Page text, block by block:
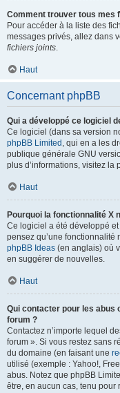
Comment trouver tous mes
Pour accéder à la liste des
messages privés, allez dans
fichiers joints.
Haut
Concernant phpBB
Qui a développé ce logiciel
Ce logiciel (dans sa version
phpBB Limited , qui en a les
publique générale GNU
plus d’informations, visitez la
Haut
Pourquoi la fonctionnalité X
Ce logiciel a été développé
pensez qu’une fonctionnalité
phpBB Ideas (en anglais) où
en suggérer de nouvelles.
Haut
Qui contacter pour les abus
forum ?
Contactez n’importe lequel
forum ». Si vous restez sans
du domaine (en faisant une
utilisé (exemple : Yahoo!,
abus. Notez que phpBB
être, en aucun cas, tenu pour